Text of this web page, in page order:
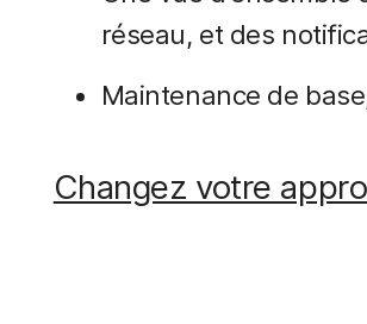
réseau, et des
Maintenance de
Changez votre